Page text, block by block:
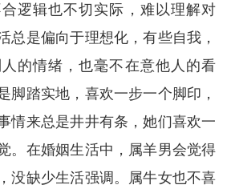
逻辑也不切实际，难以理解对
总是偏向于理想化，有些自我，
的情绪，也毫不在意他人的看
脚踏实地，喜欢一步一个脚印，
情来总是井井有条，她们喜欢一
。在婚姻生活中，属羊男会觉得
没缺少生活强调。属牛女也不喜